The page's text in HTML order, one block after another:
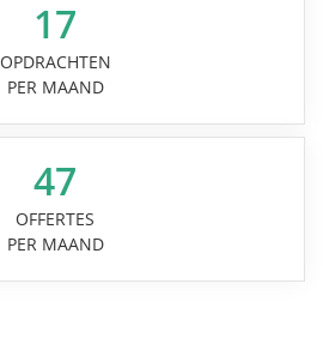
17
OPDRACHTEN
PER MAAND
47
OFFERTES
PER MAAND